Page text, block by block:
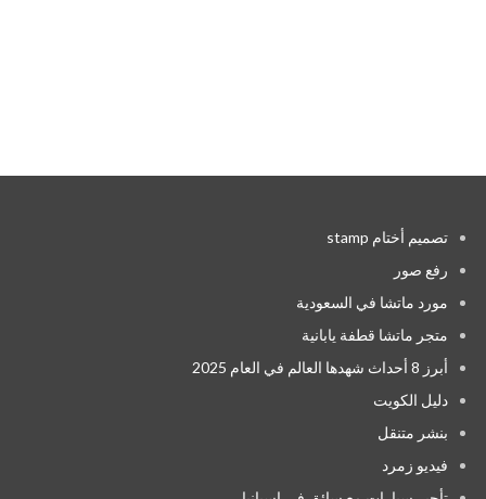
تصميم أختام stamp
رفع صور
مورد ماتشا في السعودية
متجر ماتشا قطفة يابانية
أبرز 8 أحداث شهدها العالم في العام 2025
دليل الكويت
بنشر متنقل
فيديو زمرد